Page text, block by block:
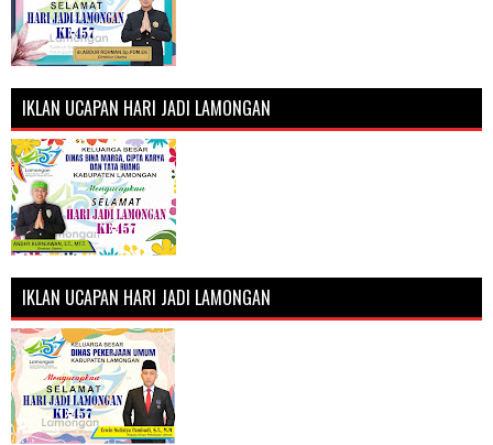
IKLAN UCAPAN HARI JADI LAMONGAN
IKLAN UCAPAN HARI JADI LAMONGAN